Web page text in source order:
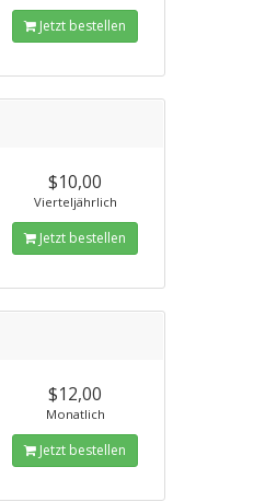
Jetzt bestellen
$10,00
Vierteljährlich
Jetzt bestellen
$12,00
Monatlich
Jetzt bestellen